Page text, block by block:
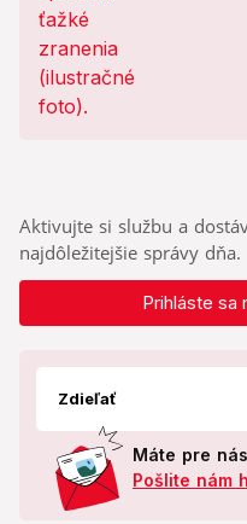
Aktivujte si službu a
najdôležitejšie správy dňa.
Prihláste sa
Zdieľať
Máte pre
Pošlite nám